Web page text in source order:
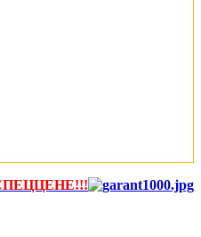
СПЕЦЦЕНЕ!!!